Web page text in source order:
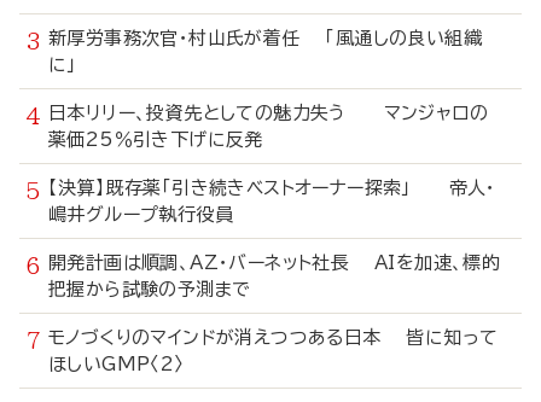
新厚労事務次官・村山氏が着任 「風通しの良い組織
に」
日本リリー、投資先としての魅力失う マンジャロの
薬価25％引き下げに反発
【決算】既存薬「引き続きベストオーナー探索」 帝人・
嶋井グループ執行役員
開発計画は順調、AZ・バーネット社長 AIを加速、標的
把握から試験の予測まで
モノづくりのマインドが消えつつある日本 皆に知って
ほしいGMP〈2〉